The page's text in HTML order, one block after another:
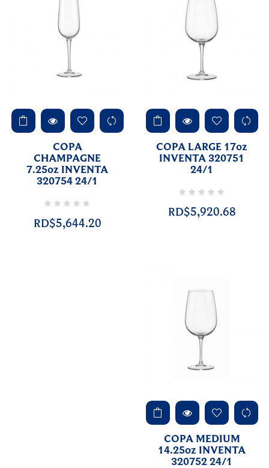
COPA
CHAMPAGNE
7.25oz INVENTA
320754 24/1
RD$5,644.20
COPA LARGE 17oz
INVENTA 320751
24/1
RD$5,920.68
COPA MEDIUM
14.25oz INVENTA
320752 24/1